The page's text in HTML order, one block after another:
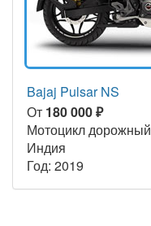
Bajaj Pulsar NS
От 180 000 ₽
Мотоцикл дорожный
Индия
Год: 2019